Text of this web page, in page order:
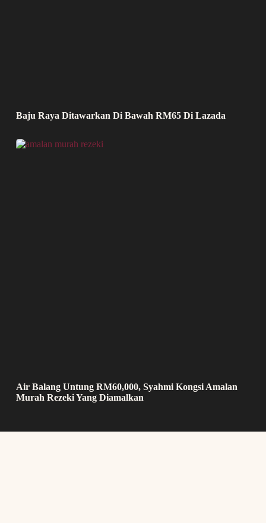
Baju Raya Ditawarkan Di Bawah RM65 Di Lazada
Air Balang Untung RM60,000, Syahmi Kongsi Amalan
Murah Rezeki Yang Diamalkan